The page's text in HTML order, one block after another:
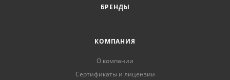
БРЕНДЫ
КОМПАНИЯ
О компании
Сертификаты и лицензии